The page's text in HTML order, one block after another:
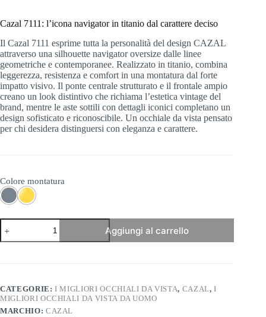
Cazal 7111: l’icona navigator in titanio dal carattere deciso
Il Cazal 7111 esprime tutta la personalità del design CAZAL
attraverso una silhouette navigator oversize dalle linee
geometriche e contemporanee. Realizzato in titanio, combina
leggerezza, resistenza e comfort in una montatura dal forte
impatto visivo. Il ponte centrale strutturato e il frontale ampio
creano un look distintivo che richiama l’estetica vintage del
brand, mentre le aste sottili con dettagli iconici completano un
design sofisticato e riconoscibile. Un occhiale da vista pensato
per chi desidera distinguersi con eleganza e carattere.
Colore montatura
Cazal-
7111
quantità
Aggiungi al carrello
CATEGORIE:I MIGLIORI OCCHIALI DA VISTA, CAZAL,I
MIGLIORI OCCHIALI DA VISTA DA UOMO
MARCHIO: CAZAL